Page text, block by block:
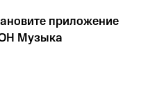
приложение
Музыка